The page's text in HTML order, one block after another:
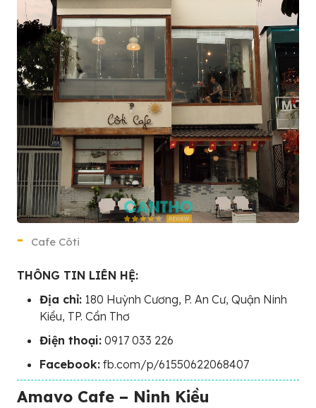
Cafe Côti
THÔNG TIN LIÊN HỆ:
Địa chỉ: 180 Huỳnh Cương, P. An Cư, Quận Ninh
Kiều, TP. Cần Thơ
Điện thoại: 0917 033 226
Facebook: fb.com/p/61550622068407
Amavo Cafe – Ninh Kiều